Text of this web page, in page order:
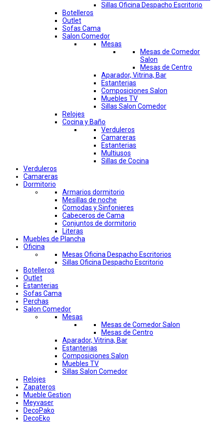
Sillas Oficina Despacho Escritorio
Botelleros
Outlet
Sofas Cama
Salon Comedor
Mesas
Mesas de Comedor
Salon
Mesas de Centro
Aparador, Vitrina, Bar
Estanterias
Composiciones Salon
Muebles TV
Sillas Salon Comedor
Relojes
Cocina y Baño
Verduleros
Camareras
Estanterias
Multiusos
Sillas de Cocina
Verduleros
Camareras
Dormitorio
Armarios dormitorio
Mesillas de noche
Comodas y Sinfonieres
Cabeceros de Cama
Conjuntos de dormitorio
Literas
Muebles de Plancha
Oficina
Mesas Oficina Despacho Escritorios
Sillas Oficina Despacho Escritorio
Botelleros
Outlet
Estanterias
Sofas Cama
Perchas
Salon Comedor
Mesas
Mesas de Comedor Salon
Mesas de Centro
Aparador, Vitrina, Bar
Estanterias
Composiciones Salon
Muebles TV
Sillas Salon Comedor
Relojes
Zapateros
Mueble Gestion
Meyvaser
DecoPako
DecoEko